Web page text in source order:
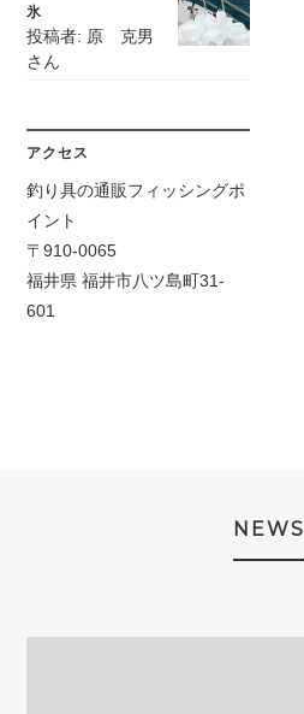
氷
投稿者: 原 克男
さん
アクセス
釣り具の通販フィッシングポ
イント
〒910-0065
福井県 福井市八ツ島町31-
601
NEWS